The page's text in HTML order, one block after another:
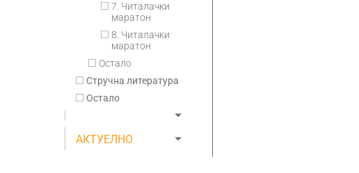
7. Читалачки
маратон
8. Читалачки
маратон
Остало
Стручна литература
Остало
АКТУЕЛНО